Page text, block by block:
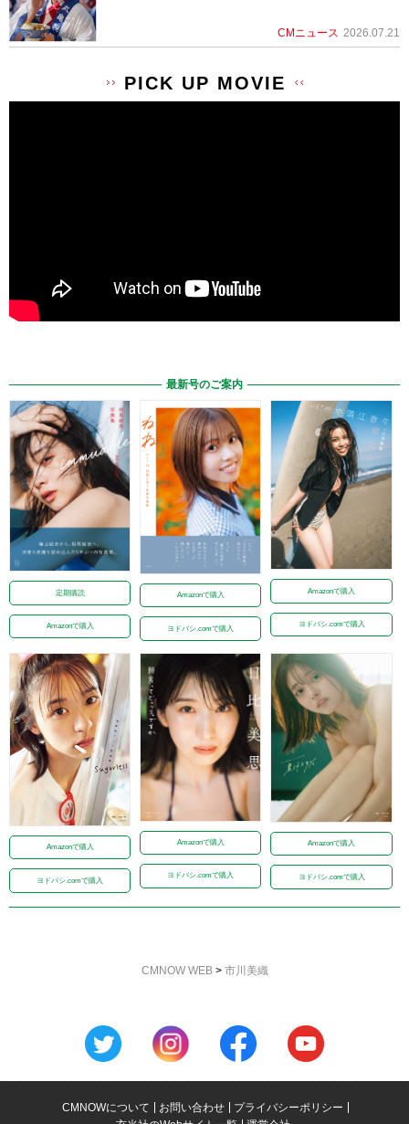
CMニュース 2026.07.21
PICK UP MOVIE
最新号のご案内
定期購読
Amazonで購入
Amazonで購入
ヨドバシ.comで購入
Amazonで購入
ヨドバシ.comで購入
Amazonで購入
ヨドバシ.comで購入
Amazonで購入
ヨドバシ.comで購入
Amazonで購入
ヨドバシ.comで購入
CMNOW WEB> 市川美織
CMNOWについて お問い合わせ
プライバシーポリシー